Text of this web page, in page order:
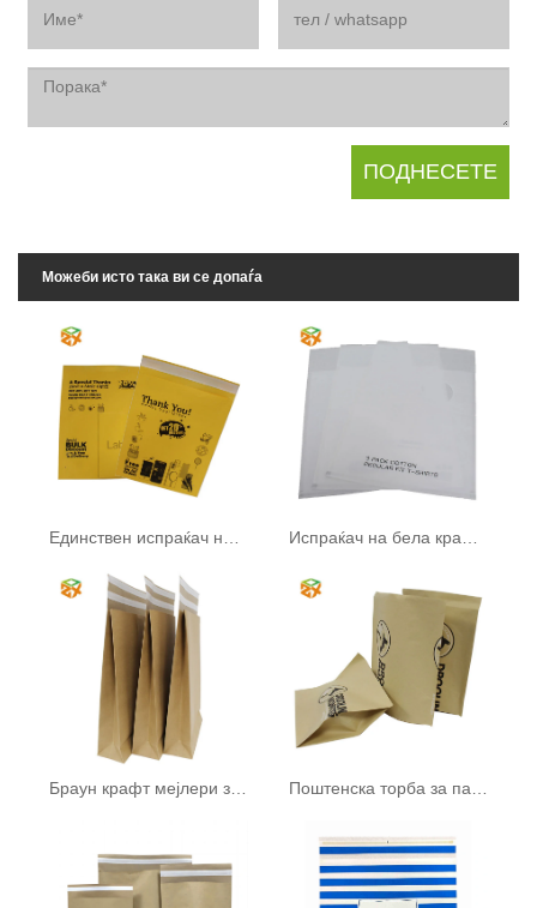
Можеби исто така ви се допаѓа
Браун крафт мејлери за хартија Поштенска торба за пакување